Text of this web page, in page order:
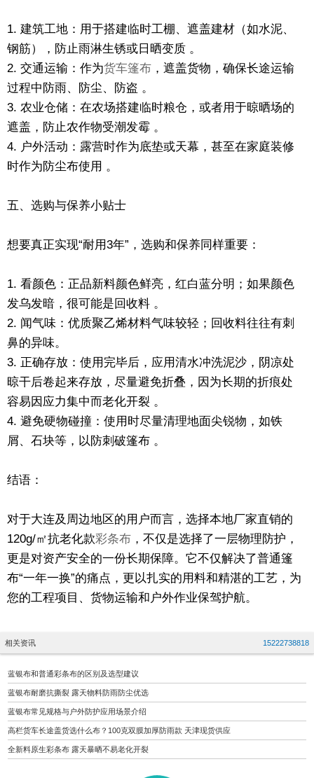
1. 建筑工地：用于搭建临时工棚、遮盖建材（如水泥、
钢筋），防止雨淋生锈或日晒变质 。
2. 交通运输：作为货车篷布 ，遮盖货物，确保长途运输
过程中防雨、防尘、防盗 。
3. 农业仓储：在农场搭建临时粮仓，或者用于晾晒场的
遮盖，防止农作物受潮发霉 。
4. 户外活动：露营时作为底垫或天幕，甚至在家庭装修
时作为防尘布使用 。
五、选购与保养小贴士
想要真正实现“耐用3年”，选购和保养同样重要：
1. 看颜色：正品新料颜色鲜亮，红白蓝分明；如果颜色
发乌发暗，很可能是回收料 。
2. 闻气味：优质聚乙烯材料气味较轻；回收料往往有刺
鼻的异味。
3. 正确存放：使用完毕后，应用清水冲洗泥沙，阴凉处
晾干后卷起来存放，尽量避免折叠，因为长期的折痕处
容易因应力集中而老化开裂 。
4. 避免硬物碰撞：使用时尽量清理地面尖锐物，如铁
屑、石块等，以防刺破篷布 。
结语：
对于大连及周边地区的用户而言，选择本地厂家直销的
120g/㎡抗老化款彩条布 ，不仅是选择了一层物理防护，
更是对资产安全的一份长期保障。它不仅解决了普通篷
布“一年一换”的痛点，更以扎实的用料和精湛的工艺，为
您的工程项目、货物运输和户外作业保驾护航。
相关资讯 15222738818
蓝银布和普通彩条布的区别及选型建议
蓝银布耐磨抗撕裂 露天物料防雨防尘优选
蓝银布常见规格与户外防护应用场景介绍
高栏货车长途盖货选什么布？100克双膜加厚防雨款 天津现货供应
全新料原生彩条布 露天暴晒不易老化开裂